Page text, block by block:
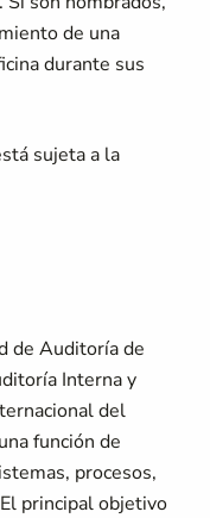
de una
durante sus
sujeta a la
de Auditoría de
Interna y
del
función de
procesos,
principal objetivo